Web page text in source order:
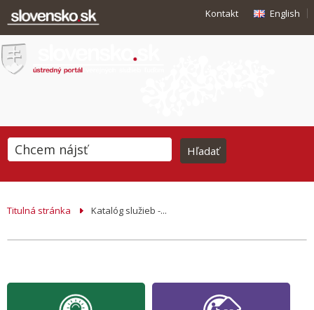
Kontakt English
Titulná stránka Katalóg služieb -...